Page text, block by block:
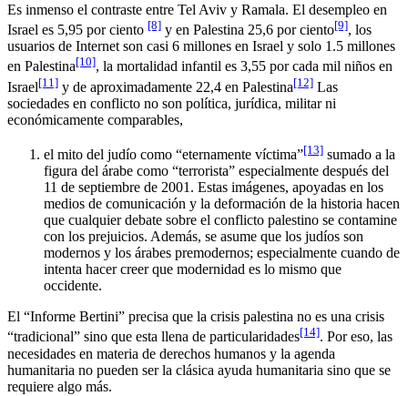
Es inmenso el contraste entre Tel Aviv y Ramala. El desempleo en
Israel es 5,95 por ciento [8] y en Palestina 25,6 por ciento[9], los
usuarios de Internet son casi 6 millones en Israel y solo 1.5 millones
en Palestina[10], la mortalidad infantil es 3,55 por cada mil niños en
Israel[11] y de aproximadamente 22,4 en Palestina[12] Las
sociedades en conflicto no son política, jurídica, militar ni
económicamente comparables,
el mito del judío como “eternamente víctima”[13] sumado a la
figura del árabe como “terrorista” especialmente después del
11 de septiembre de 2001. Estas imágenes, apoyadas en los
medios de comunicación y la deformación de la historia hacen
que cualquier debate sobre el conflicto palestino se contamine
con los prejuicios. Además, se asume que los judíos son
modernos y los árabes premodernos; especialmente cuando de
intenta hacer creer que modernidad es lo mismo que
occidente.
El “Informe Bertini” precisa que la crisis palestina no es una crisis
“tradicional” sino que esta llena de particularidades[14]. Por eso, las
necesidades en materia de derechos humanos y la agenda
humanitaria no pueden ser la clásica ayuda humanitaria sino que se
requiere algo más.